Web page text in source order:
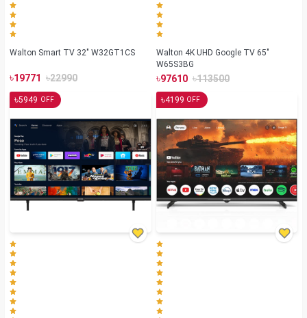
Walton Smart TV 32" W32GT1CS
৳19771 ৳22990
Walton 4K UHD Google TV 65"
W65S3BG
৳97610 ৳113500
৳5949 OFF ৳4199 OFF